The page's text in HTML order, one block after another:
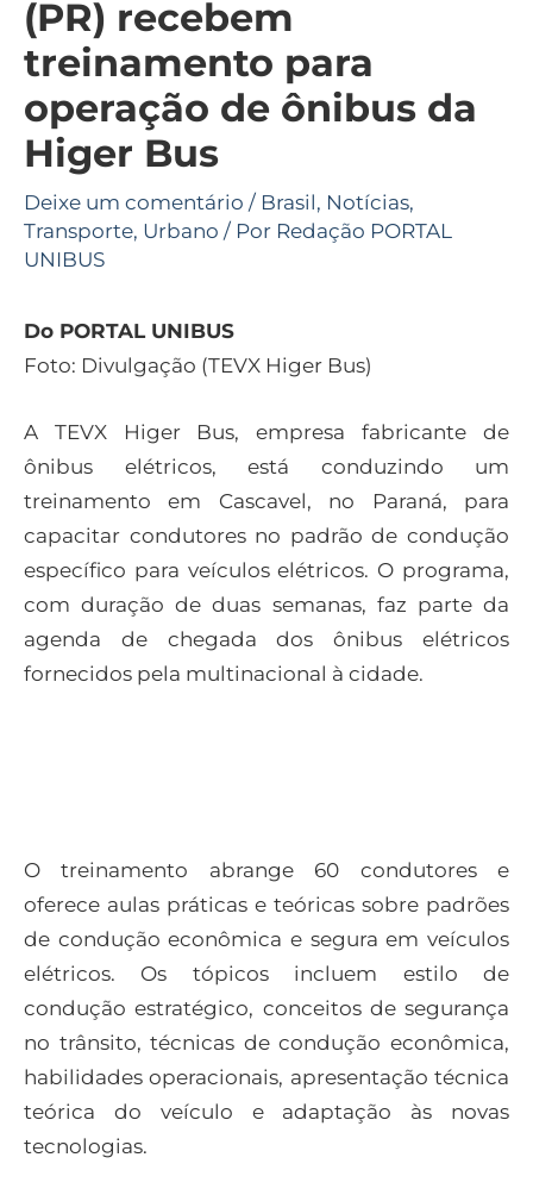
(PR) recebem
treinamento para
operação de ônibus da
Higer Bus
Deixe um comentário / Brasil, Notícias,
Transporte, Urbano / Por Redação PORTAL
UNIBUS
Do PORTAL UNIBUS
Foto: Divulgação (TEVX Higer Bus)
A TEVX Higer Bus, empresa fabricante de
ônibus elétricos, está conduzindo um
treinamento em Cascavel, no Paraná, para
capacitar condutores no padrão de condução
específico para veículos elétricos. O programa,
com duração de duas semanas, faz parte da
agenda de chegada dos ônibus elétricos
fornecidos pela multinacional à cidade.
O treinamento abrange 60 condutores e
oferece aulas práticas e teóricas sobre padrões
de condução econômica e segura em veículos
elétricos. Os tópicos incluem estilo de
condução estratégico, conceitos de segurança
no trânsito, técnicas de condução econômica,
habilidades operacionais, apresentação técnica
teórica do veículo e adaptação às novas
tecnologias.